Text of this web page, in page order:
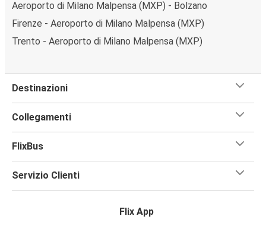
Aeroporto di Milano Malpensa (MXP) - Bolzano
Firenze - Aeroporto di Milano Malpensa (MXP)
Trento - Aeroporto di Milano Malpensa (MXP)
Destinazioni
Collegamenti
FlixBus
Servizio Clienti
Flix App